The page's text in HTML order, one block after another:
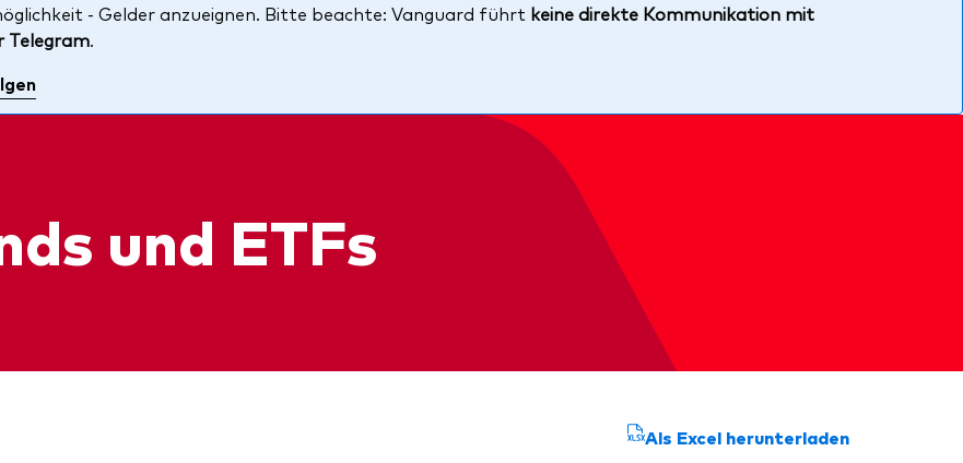
LifeStrategy
- Gelder anzueignen. Bitte beachte: Vanguard führt keine direkte Kommunikation mit
Telegram.
und ETFs
Als Excel herunterladen